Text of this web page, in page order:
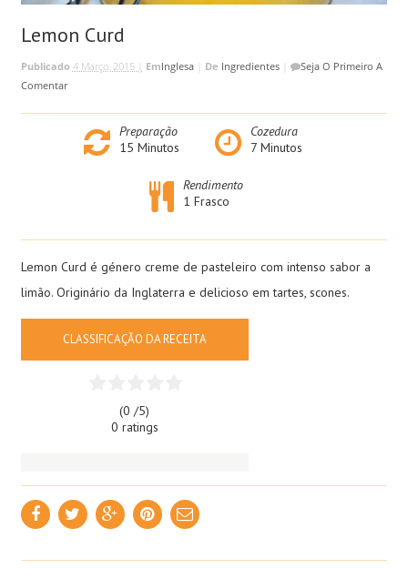
Lemon Curd
Publicado 4 Março, 2015 | EmInglesa| De Ingredientes|
Seja O Primeiro A
Comentar
Preparação
15 Minutos
Cozedura
7 Minutos
Rendimento
1 Frasco
Lemon Curd é género creme de pasteleiro com intenso sabor a
limão. Originário da Inglaterra e delicioso em tartes, scones.
CLASSIFICAÇÃO DA RECEITA
(0 /5)
0 ratings